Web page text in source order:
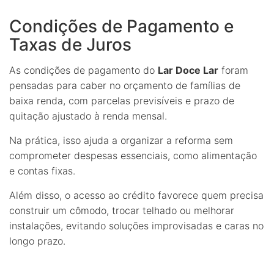
Condições de Pagamento e
Taxas de Juros
As condições de pagamento do Lar Doce Lar foram
pensadas para caber no orçamento de famílias de
baixa renda, com parcelas previsíveis e prazo de
quitação ajustado à renda mensal.
Na prática, isso ajuda a organizar a reforma sem
comprometer despesas essenciais, como alimentação
e contas fixas.
Além disso, o acesso ao crédito favorece quem precisa
construir um cômodo, trocar telhado ou melhorar
instalações, evitando soluções improvisadas e caras no
longo prazo.